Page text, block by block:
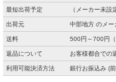
最短出荷予定 （メーカー未設
出荷元 中部地方 のメー
送料 500円～700円
返品について お客様都合での
利用可能決済方法 銀行お振込み (